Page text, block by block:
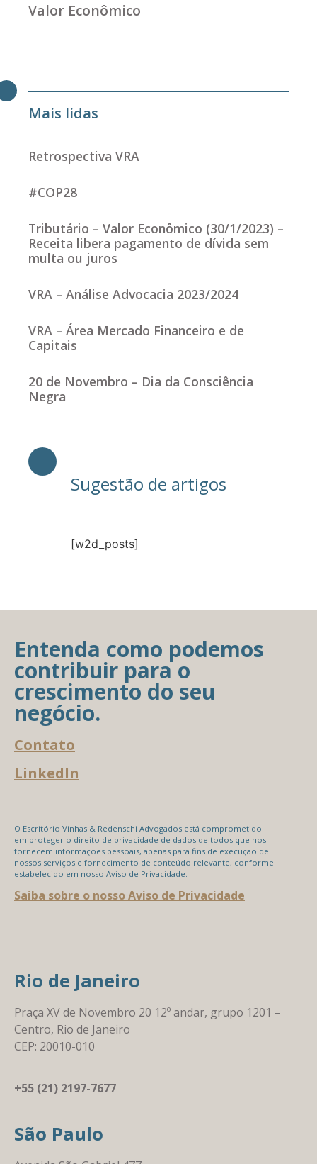
Valor Econômico
Mais lidas
Retrospectiva VRA
#COP28
Tributário – Valor Econômico (30/1/2023) –
Receita libera pagamento de dívida sem
multa ou juros
VRA – Análise Advocacia 2023/2024
VRA – Área Mercado Financeiro e de
Capitais
20 de Novembro – Dia da Consciência
Negra
Sugestão de artigos
[w2d_posts]
Entenda como podemos
contribuir para o
crescimento do seu
negócio.
Contato
LinkedIn
O Escritório Vinhas & Redenschi Advogados está comprometido
em proteger o direito de privacidade de dados de todos que nos
fornecem informações pessoais, apenas para fins de execução de
nossos serviços e fornecimento de conteúdo relevante, conforme
estabelecido em nosso Aviso de Privacidade.
Saiba sobre o nosso Aviso de Privacidade
Rio de Janeiro
Praça XV de Novembro 20 12º andar, grupo 1201 –
Centro, Rio de Janeiro
CEP: 20010-010
+55 (21) 2197-7677
São Paulo